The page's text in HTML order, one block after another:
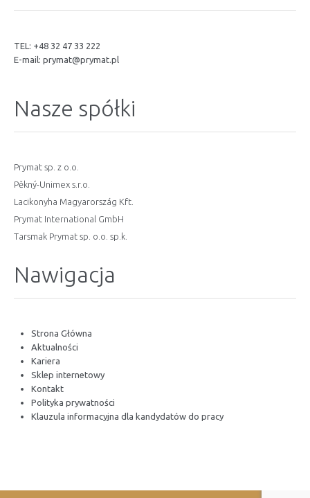
TEL: +48 32 47 33 222
E-mail: prymat@prymat.pl
Nasze spółki
Prymat sp. z o.o.
Pěkný-Unimex s.r.o.
Lacikonyha Magyarország Kft.
Prymat International GmbH
Tarsmak Prymat sp. o.o. sp.k.
Nawigacja
Strona Główna
Aktualności
Kariera
Sklep internetowy
Kontakt
Polityka prywatności
Klauzula informacyjna dla kandydatów do pracy